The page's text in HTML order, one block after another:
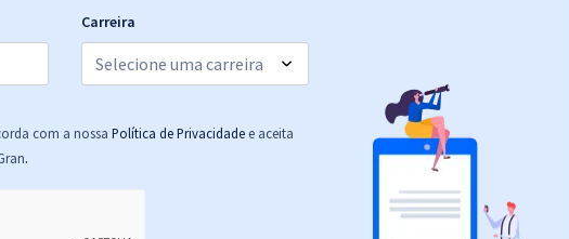
Carreira
com a nossa Política de Privacidade e aceita
.